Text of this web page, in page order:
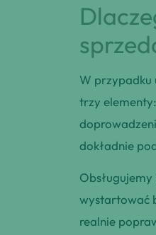
W przypadku
trzy
dokładnie
wystartować
realnie